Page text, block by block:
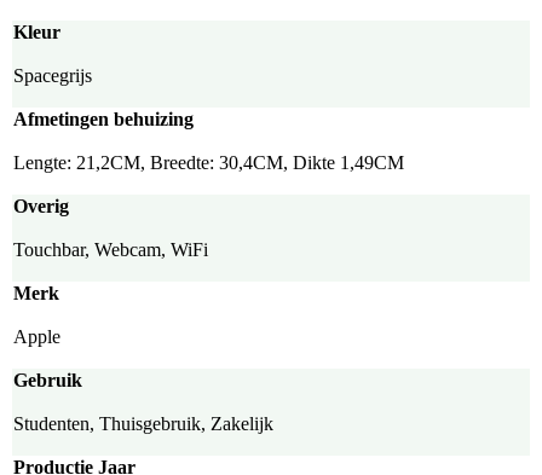
Kleur
Spacegrijs
Afmetingen behuizing
Lengte: 21,2CM, Breedte: 30,4CM, Dikte 1,49CM
Overig
Touchbar, Webcam, WiFi
Merk
Apple
Gebruik
Studenten, Thuisgebruik, Zakelijk
Productie Jaar